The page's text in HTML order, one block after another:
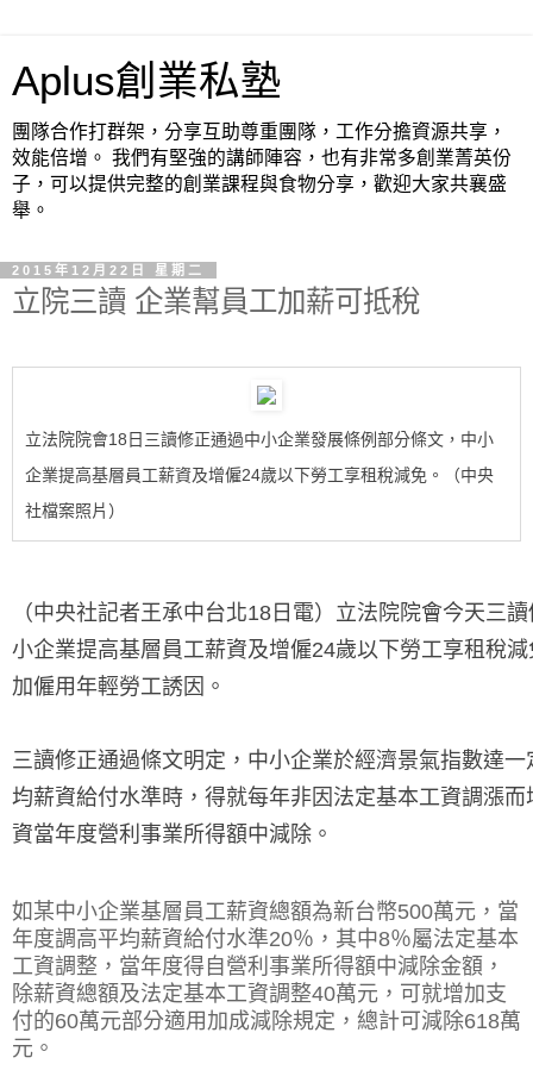
Aplus創業私塾
團隊合作打群架，分享互助尊重團隊，工作分擔資源共享，
效能倍增。 我們有堅強的講師陣容，也有非常多創業菁英份
子，可以提供完整的創業課程與食物分享，歡迎大家共襄盛
舉。
2015年12月22日 星期二
立院三讀 企業幫員工加薪可抵稅
立法院院會18日三讀修正通過中小企業發展條例部分條文，中小
企業提高基層員工薪資及增僱24歲以下勞工享租稅減免。（中央
社檔案照片）
（中央社記者王承中台北18日電）立法院院會今天三
小企業提高基層員工薪資及增僱24歲以下勞工享租稅
加僱用年輕勞工誘因。
三讀修正通過條文明定，中小企業於經濟景氣指數達
均薪資給付水準時，得就每年非因法定基本工資調漲
資當年度營利事業所得額中減除。
如某中小企業基層員工薪資總額為新台幣500萬元，當
年度調高平均薪資給付水準20％，其中8％屬法定基本
工資調整，當年度得自營利事業所得額中減除金額，
除薪資總額及法定基本工資調整40萬元，可就增加支
付的60萬元部分適用加成減除規定，總計可減除618萬
元。